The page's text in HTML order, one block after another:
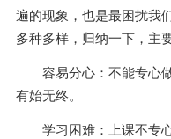
遍的现象，也是最困扰我
多种多样，归纳一下，主
容易分心：不能专心做
有始无终。
学习困难：上课不专心